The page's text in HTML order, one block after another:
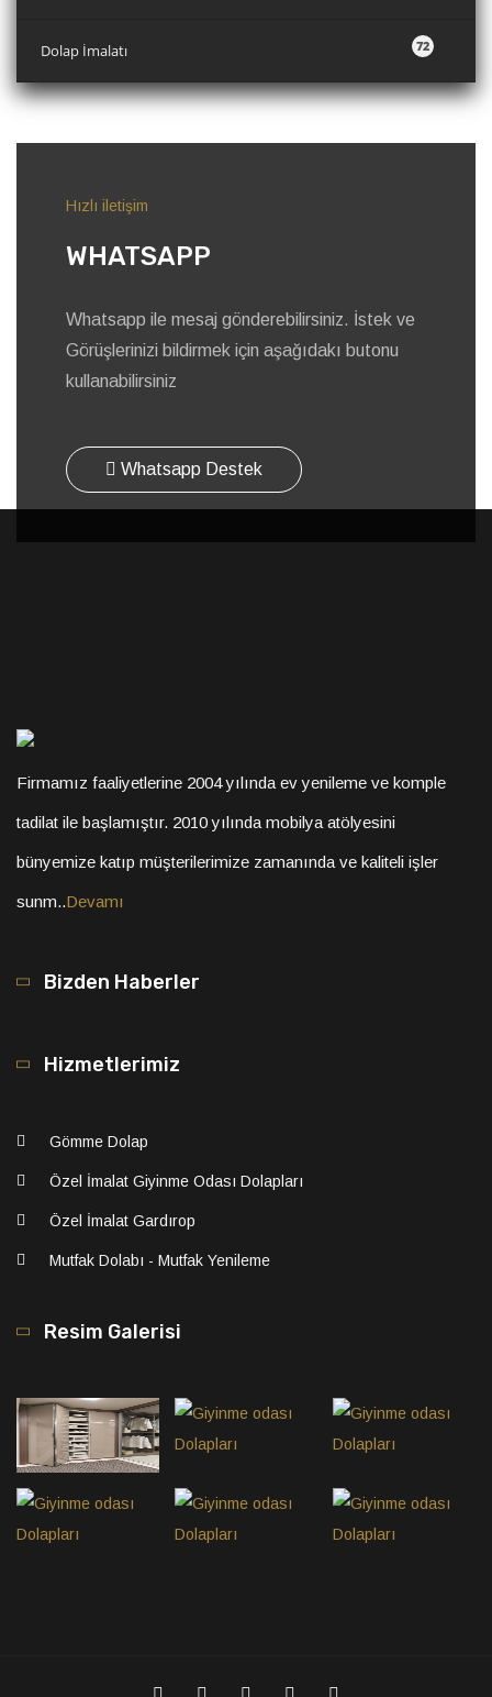
72
Dolap İmalatı
Hızlı iletişim
WHATSAPP
Whatsapp ile mesaj gönderebilirsiniz. İstek ve
Görüşlerinizi bildirmek için aşağıdakı butonu
kullanabilirsiniz
Whatsapp Destek
Firmamız faaliyetlerine 2004 yılında ev yenileme ve komple
tadilat ile başlamıştır. 2010 yılında mobilya atölyesini
bünyemize katıp müşterilerimize zamanında ve kaliteli işler
sunm..Devamı
Bizden Haberler
Hizmetlerimiz
Gömme Dolap
Özel İmalat Giyinme Odası Dolapları
Özel İmalat Gardırop
Mutfak Dolabı - Mutfak Yenileme
Resim Galerisi